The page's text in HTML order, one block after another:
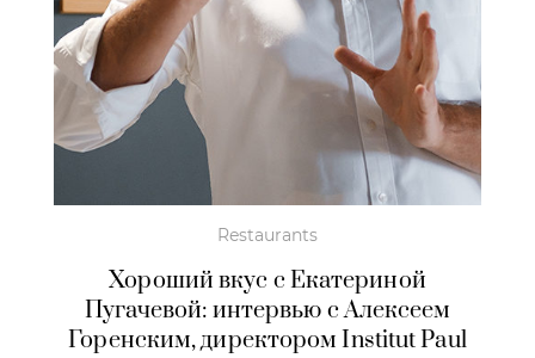
Restaurants
Хороший вкус с Екатериной
Пугачевой: интервью с Алексеем
Горенским, директором Institut Paul